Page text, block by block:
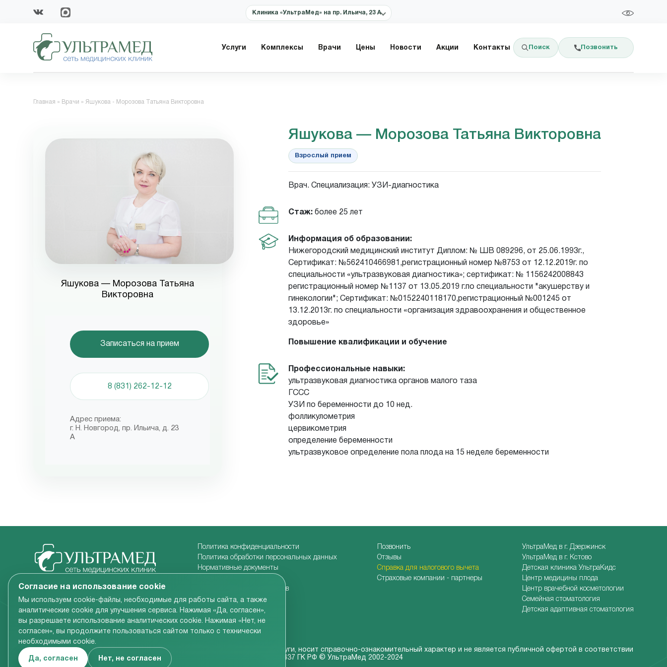
Согласие на использование cookie
Мы используем cookie-файлы, необходимые для работы сайта, а также
аналитические cookie для улучшения сервиса. Нажимая «Да, согласен»,
вы разрешаете использование аналитических cookie. Нажимая «Нет, не
согласен», вы продолжите пользоваться сайтом только с технически
необходимыми cookie.
Да, согласен Нет, не согласен
Клиника «УльтраМед» на пр. Ильича, 23 А
Услуги Комплексы Врачи Цены Новости Акции Контакты Поиск Позвонить
Главная » Врачи » Яшукова - Морозова Татьяна Викторовна
Яшукова — Морозова Татьяна
Викторовна
Записаться на прием
8 (831) 262-12-12
Адрес приема:
г. Н. Новгород, пр. Ильича, д. 23
А
Яшукова — Морозова Татьяна Викторовна
Взрослый прием
Врач. Специализация: УЗИ-диагностика
Стаж: более 25 лет
Информация об образовании:
Нижегородский медицинский институт Диплом: № ШВ 089296, от 25.06.1993г.,
Сертификат: №562410466981,регистрационный номер №8753 от 12.12.2019г. по
специальности «ультразвуковая диагностика»; сертификат: № 1156242008843
регистрационный номер №1137 от 13.05.2019 г.по специальности "акушерству и
гинекологии"; Сертификат: №0152240118170,регистрационный №001245 от
13.12.2013г. по специальности «организация здравоохранения и общественное
здоровье»
Повышение квалификации и обучение
Профессиональные навыки:
ультразвуковая диагностика органов малого таза
ГССС
УЗИ по беременности до 10 нед.
фолликулометрия
цервикометрия
определение беременности
ультразвуковое определение пола плода на 15 неделе беременности
Карта сайта
Версия для слабовидящих
Политика конфиденциальности
Политика обработки персональных данных
Нормативные документы
Информация для пациентов
Позвонить
Отзывы
Справка для налогового вычета
Страховые компании - партнеры
УльтраМед в г. Дзержинск
УльтраМед в г. Кстово
Детская клиника УльтраКидс
Центр медицины плода
Центр врачебной косметологии
Семейная стоматология
Детская адаптивная стоматология
Вся информация, размещенная на сайте компании, включая цены на услуги, носит справочно-ознакомительный характер и не является публичной офертой в соответствии
со ст.437 ГК РФ © УльтраМед 2002-2024